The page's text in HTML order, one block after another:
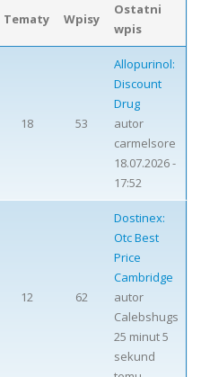
Tematy Wpisy
Ostatni
wpis
18 53
Allopurinol:
Discount
Drug
autor
carmelsore
18.07.2026 -
17:52
12 62
Dostinex:
Otc Best
Price
Cambridge
autor
Calebshugs
25 minut 5
sekund